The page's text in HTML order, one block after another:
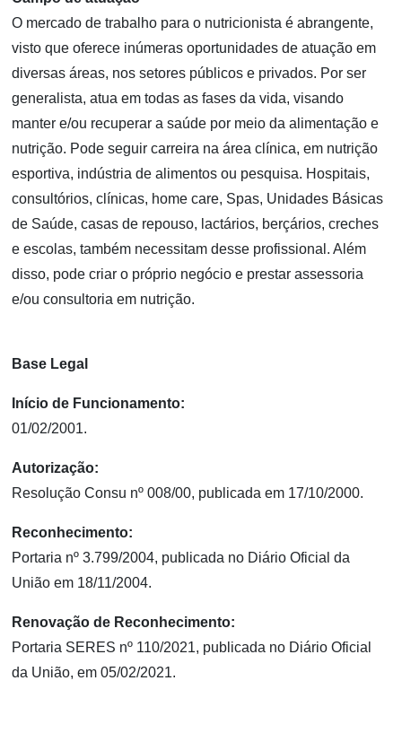
O mercado de trabalho para o nutricionista é abrangente,
visto que oferece inúmeras oportunidades de atuação em
diversas áreas, nos setores públicos e privados. Por ser
generalista, atua em todas as fases da vida, visando
manter e/ou recuperar a saúde por meio da alimentação e
nutrição. Pode seguir carreira na área clínica, em nutrição
esportiva, indústria de alimentos ou pesquisa. Hospitais,
consultórios, clínicas, home care, Spas, Unidades Básicas
de Saúde, casas de repouso, lactários, berçários, creches
e escolas, também necessitam desse profissional. Além
disso, pode criar o próprio negócio e prestar assessoria
e/ou consultoria em nutrição.
Base Legal
Início de Funcionamento:
01/02/2001.
Autorização:
Resolução Consu nº 008/00, publicada em 17/10/2000.
Reconhecimento:
Portaria nº 3.799/2004, publicada no Diário Oficial da
União em 18/11/2004.
Renovação de Reconhecimento:
Portaria SERES nº 110/2021, publicada no Diário Oficial
da União, em 05/02/2021.